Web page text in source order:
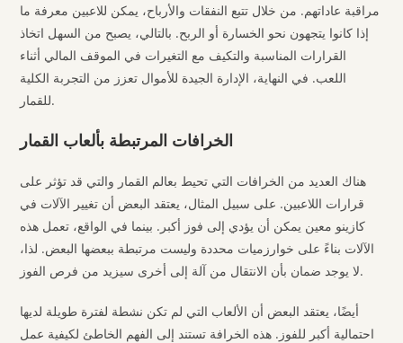
مراقبة عاداتهم. من خلال تتبع النفقات والأرباح، يمكن للاعبين معرفة ما
إذا كانوا يتجهون نحو الخسارة أو الربح. بالتالي، يصبح من السهل اتخاذ
القرارات المناسبة والتكيف مع التغيرات في الموقف المالي أثناء
اللعب. في النهاية، الإدارة الجيدة للأموال تعزز من التجربة الكلية
للقمار.
الخرافات المرتبطة بألعاب القمار
هناك العديد من الخرافات التي تحيط بعالم القمار والتي قد تؤثر على
قرارات اللاعبين. على سبيل المثال، يعتقد البعض أن تغيير الآلات في
كازينو معين يمكن أن يؤدي إلى فوز أكبر. بينما في الواقع، تعمل هذه
الآلات بناءً على خوارزميات محددة وليست مرتبطة ببعضها البعض. لذا،
لا يوجد ضمان بأن الانتقال من آلة إلى أخرى سيزيد من فرص الفوز.
أيضًا، يعتقد البعض أن الألعاب التي لم تكن نشطة لفترة طويلة لديها
احتمالية أكبر للفوز. هذه الخرافة تستند إلى الفهم الخاطئ لكيفية عمل